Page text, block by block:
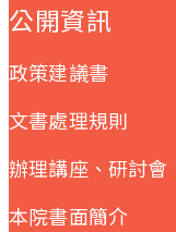
公開資訊
政策建議書
文書處理規則
辦理講座、研討
本院書面簡介